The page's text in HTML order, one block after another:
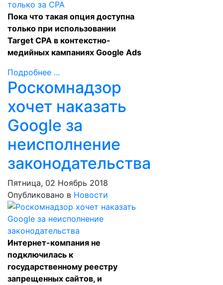
Пока что такая опция доступна
только при использовании
Target CPA в контекстно-
медийных кампаниях Google Ads
Подробнее ...
Роскомнадзор
хочет наказать
Google за
неисполнение
законодательства
Пятница, 02 Ноябрь 2018
Опубликовано в Новости
Интернет-компания не
подключилась к
государственному реестру
запрещенных сайтов, и